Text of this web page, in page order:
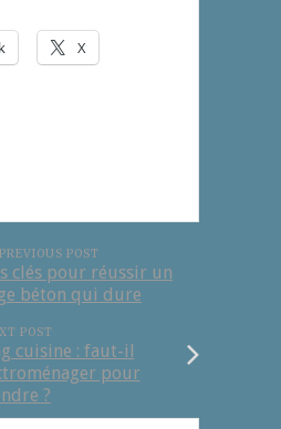
X
PREVIOUS POST
clés pour réussir un
béton qui dure
POST
cuisine : faut-il
pour
?